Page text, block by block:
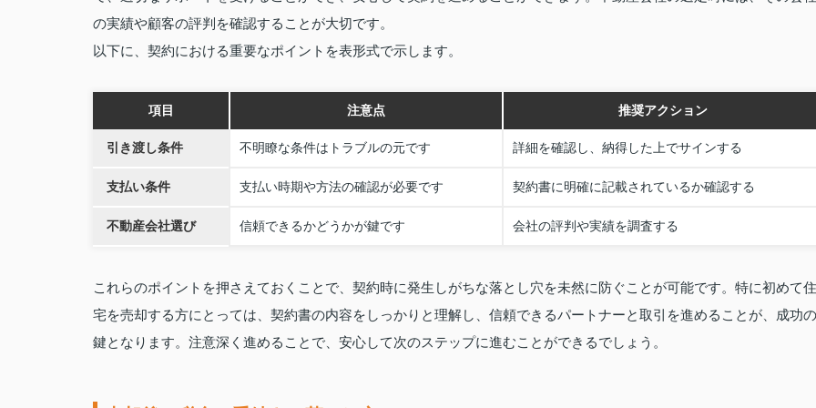
の実績や顧客の評判を確認することが大切です。
以下に、契約における重要なポイントを表形式で示します。
項目 注意点 推奨アクション
引き渡し条件 不明瞭な条件はトラブルの元です 詳細を確認し、納得した上でサインする
支払い条件 支払い時期や方法の確認が必要です 契約書に明確に記載されているか確認する
不動産会社選び 信頼できるかどうかが鍵です 会社の評判や実績を調査する
これらのポイントを押さえておくことで、契約時に発生しがちな落とし穴を未然に防ぐことが可能です。特に初めて住
宅を売却する方にとっては、契約書の内容をしっかりと理解し、信頼できるパートナーと取引を進めることが、成功の
鍵となります。注意深く進めることで、安心して次のステップに進むことができるでしょう。